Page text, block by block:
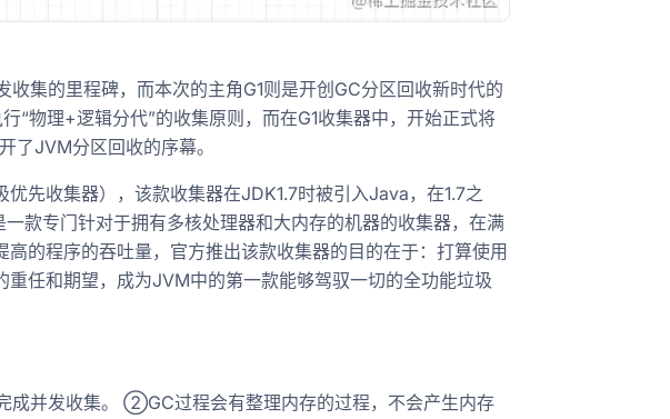
集的里程碑，而本次的主角G1则是开创GC分区回收新时代的
“物理+逻辑分代”的收集原则，而在G1收集器中，开始正式将
了JVM分区回收的序幕。
先收集器），该款收集器在JDK1.7时被引入Java，在1.7之
款专门针对于拥有多核处理器和大内存的机器的收集器，在满
的程序的吞吐量，官方推出该款收集器的目的在于：打算使用
重任和期望，成为JVM中的第一款能够驾驭一切的全功能垃圾
并发收集。 ②GC过程会有整理内存的过程，不会产生内存